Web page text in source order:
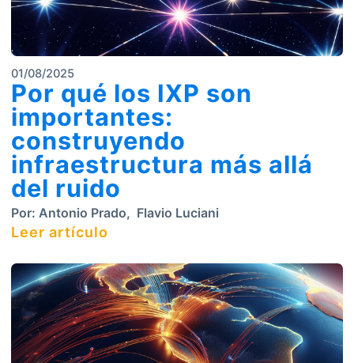
01/08/2025
Por qué los IXP son
importantes:
construyendo
infraestructura más allá
del ruido
Por: Antonio Prado, Flavio Luciani
Leer artículo